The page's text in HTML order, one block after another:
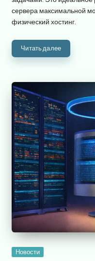
сервера максимальной
физический хостинг.
Читать далее
Опубликовано
Новости